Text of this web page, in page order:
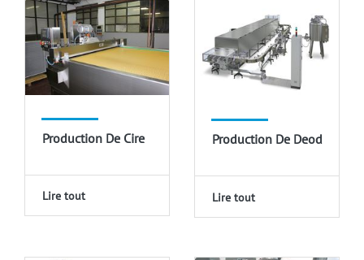
Production De Cire
Lire tout
Production De Deodorant
Lire tout